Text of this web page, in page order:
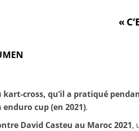
«
kart-cross, qu’il a pratiqué
enduro cup (en 2021).
David Casteu au Maroc 2021,